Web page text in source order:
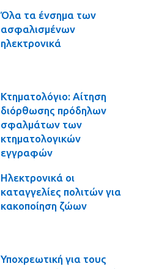
Όλα τα ένσημα των
ασφαλισμένων
ηλεκτρονικά
Κτηματολόγιο: Αίτηση
διόρθωσης πρόδηλων
σφαλμάτων των
κτηματολογικών
εγγραφών
Ηλεκτρονικά οι
καταγγελίες πολιτών για
κακοποίηση ζώων
Υποχρεωτική για τους